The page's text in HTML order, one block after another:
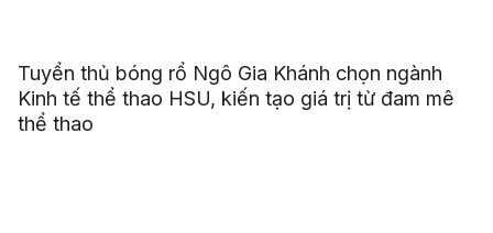
Tuyển thủ bóng rổ Ngô Gia Khánh chọn ngành
Kinh tế thể thao HSU, kiến tạo giá trị từ đam mê
thể thao